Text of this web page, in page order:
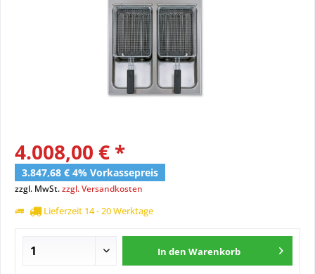
4.008,00 € *
3.847,68 € 4% Vorkassepreis
zzgl. MwSt.zzgl. Versandkosten
Lieferzeit 14 - 20 Werktage
In den Warenkorb